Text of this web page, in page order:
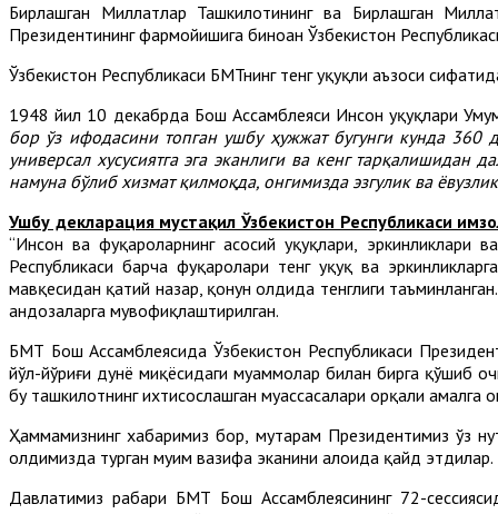
Бирлашган Миллатлар Ташкилотининг ва Бирлашган
Президентининг фармойишига биноан Ўзбекистон
Ўзбекистон Республикаси БМТнинг тенг ҳуқуқли аъзоси
1948 йил 10 декабрда Бош Ассамблеяси Инсон ҳуқуқлари
бор ўз ифодасини топган ушбу ҳужжат бугунги кунда 360
универсал хусусиятга эга эканлиги ва кенг тарқалишидан
намуна бўлиб хизмат қилмоқда, онгимизда эзгулик ва
Ушбу декларация мустақил Ўзбекистон Республикаси
“Инсон ва фуқароларнинг асосий ҳуқуқлари,
Республикаси барча фуқаролари тенг ҳуқуқ ва
мавқесидан қатий назар, қонун олдида тенглиги
андозаларга мувофиқлаштирилган.
БМТ Бош Ассамблеясида Ўзбекистон Республикаси
йўл-йўриғи дунё миқёсидаги муаммолар билан бирга қўшиб
бу ташкилотнинг ихтисослашган муассасалари орқали
Ҳаммамизнинг хабаримиз бор, муҳтарам Президентимиз ўз
олдимизда турган муҳим вазифа эканини алоҳида қайд этдилар.
Давлатимиз раҳбари БМТ Бош Ассамблеясининг 72-